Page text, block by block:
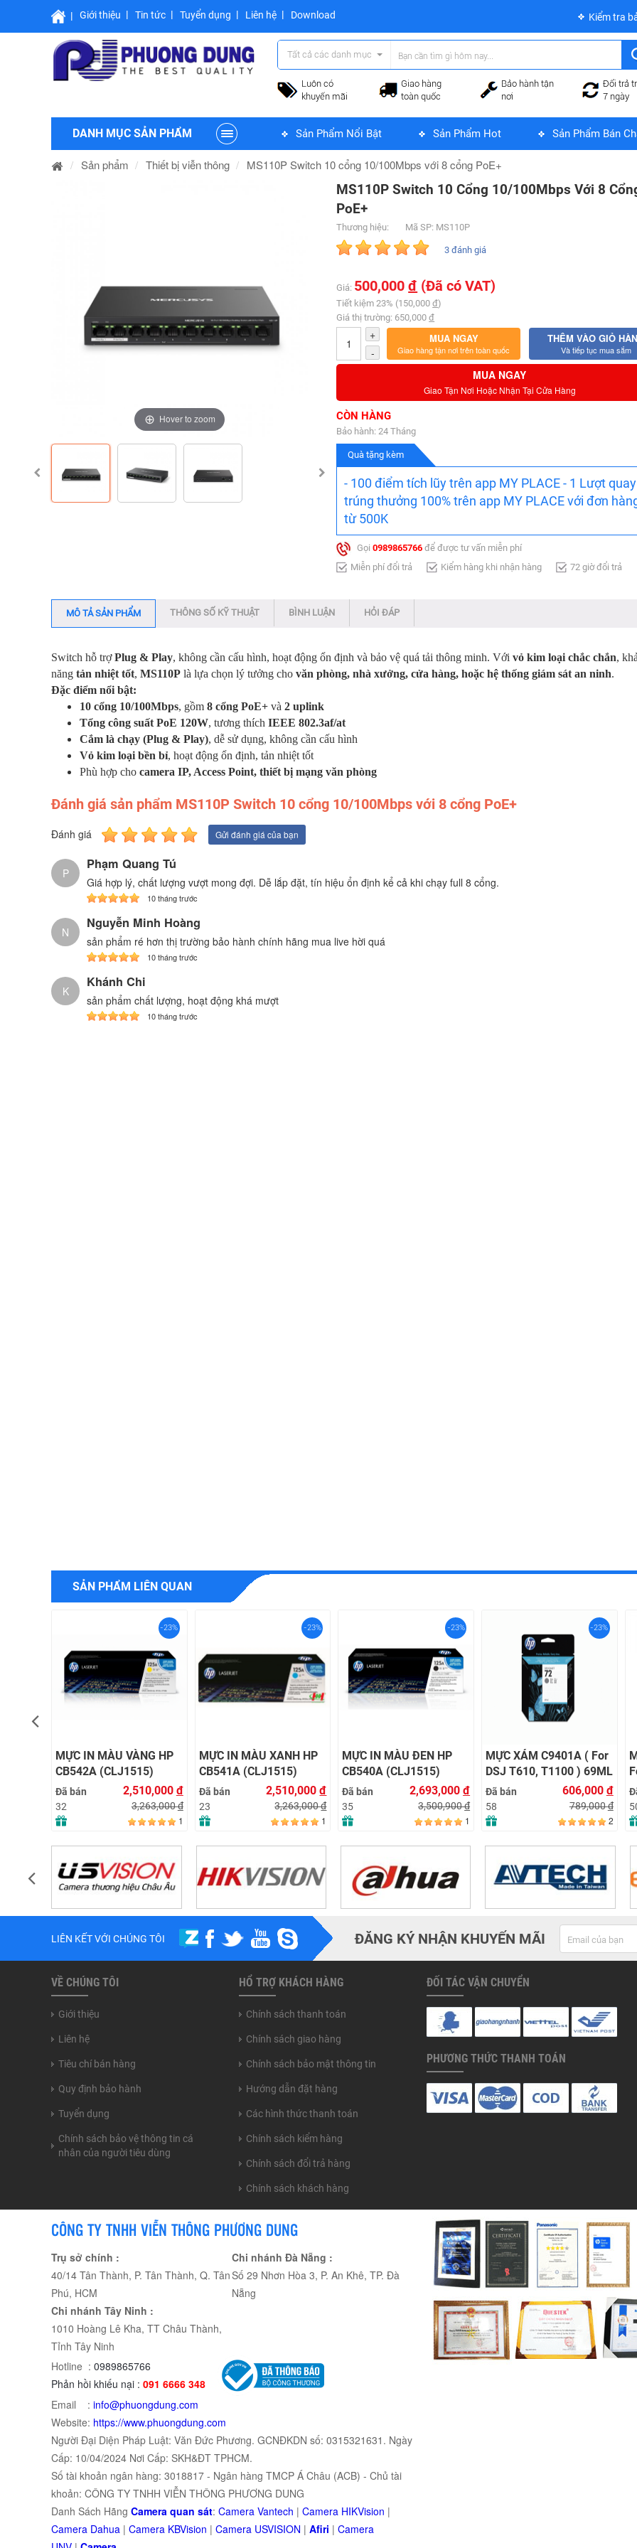
Giới thiệu Tin tức Tuyển dụng Liên hệ Download Kiểm tra
Tất cả các danh mục
Luôn có
khuyến mãi
Giao hàng
toàn quốc
Bảo hành tận
nơi
Đổi trả
7 ngày
DANH MỤC SẢN PHẨM Sản Phẩm Nổi Bật Sản Phẩm Hot Sản Phẩm Bán
Sản phẩm Thiết bị viễn thông MS110P Switch 10 cổng 10/100Mbps với 8 cổng PoE+
Hover to zoom
Hover to zoom
Hover to zoom
MS110P Switch 10 Cổng 10/100Mbps Với 8
PoE+
Thương hiệu: Mã SP: MS110P
3 đánh giá
Giá: 500,000đ (Đã có VAT)
Tiết kiệm 23% (150,000đ)
Giá thị trường: 650,000đ
+
-
MUA NGAY
Giao hàng tận nơi trên toàn quốc
THÊM VÀO GIỎ
Và tiếp tục mua sắm
MUA NGAY
Giao Tận Nơi Hoặc Nhận Tại Cửa Hàng
CÒN HÀNG
Bảo hành: 24 Tháng
Quà tặng kèm
- 100 điểm tích lũy trên app MY PLACE - 1 Lượt
trúng thưởng 100% trên app MY PLACE với đơn
từ 500K
Gọi0989865766 để được tư vấn miễn phí
Miễn phí đổi trả
Kiểm hàng khi nhận hàng 72 giờ đổi trả
MÔ TẢ SẢN PHẨM THÔNG SỐ KỸ THUẬT BÌNH LUẬN HỎI ĐÁP
Switch hỗ trợPlug & Play, không cần cấu hình, hoạt động ổn định và bảo vệ quá tải thông minh. Với vỏ kim loại chắc chắn, khả
năng tản nhiệt tốt, MS110P là lựa chọn lý tưởng cho văn phòng, nhà xưởng, cửa hàng, hoặc hệ thống giám sát an ninh.
Đặc điểm nổi bật:
10 cổng 10/100Mbps, gồm 8 cổng PoE+ và 2 uplink
Tổng công suất PoE 120W, tương thích IEEE 802.3af/at
Cắm là chạy (Plug & Play), dễ sử dụng, không cần cấu hình
Vỏ kim loại bền bỉ, hoạt động ổn định, tản nhiệt tốt
Phù hợp cho camera IP, Access Point, thiết bị mạng văn phòng
Đánh giá sản phẩm MS110P Switch 10 cổng 10/100Mbps với 8 cổng PoE+
Đánh giá Gửi đánh giá của bạn
P
Phạm Quang Tú
Giá hợp lý, chất lượng vượt mong đợi. Dễ lắp đặt, tín hiệu ổn định kể cả khi chạy full 8 cổng.
10 tháng trước
N
Nguyễn Minh Hoàng
sản phẩm ré hơn thị trường bảo hành chính hãng mua live hời quá
10 tháng trước
K
Khánh Chi
sản phẩm chất lượng, hoạt động khá mượt
10 tháng trước
SẢN PHẨM LIÊN QUAN
-23%
MỰC IN MÀU VÀNG HP
CB542A (CLJ1515)
Đã bán
32
2,510,000 đ
3,263,000đ
1
-23%
MỰC IN MÀU XANH HP
CB541A (CLJ1515)
Đã bán
23
2,510,000đ
3,263,000đ
1
-23%
MỰC IN MÀU ĐEN HP
CB540A (CLJ1515)
Đã bán
35
2,693,000đ
3,500,900đ
1
-23%
MỰC XÁM C9401A ( For
DSJ T610, T1100 ) 69ML
Đã bán
58
606,000 đ
789,000đ
2
LIÊN KẾT VỚI CHÚNG TÔI ĐĂNG KÝ NHẬN KHUYẾN MÃI
VỀ CHÚNG TÔI
Giới thiệu
Liên hệ
Tiêu chí bán hàng
Quy định bảo hành
Tuyển dụng
Chính sách bảo vệ thông tin cá
nhân của người tiêu dùng
HỔ TRỢ KHÁCH HÀNG
Chính sách thanh toán
Chính sách giao hàng
Chính sách bảo mật thông tin
Hướng dẫn đặt hàng
Các hình thức thanh toán
Chính sách kiểm hàng
Chính sách đổi trả hàng
Chính sách khách hàng
ĐỐI TÁC VẬN CHUYỂN
PHƯƠNG THỨC THANH TOÁN
CÔNG TY TNHH VIỄN THÔNG PHƯƠNG DUNG
Trụ sở chính :
40/14 Tân Thành, P. Tân Thành, Q. Tân
Phú, HCM
Chi nhánh Đà Nẵng :
Số 29 Nhơn Hòa 3, P. An Khê, TP. Đà
Nẵng
Chi nhánh Tây Ninh :
1010 Hoàng Lê Kha, TT Châu Thành,
Tỉnh Tây Ninh
Hotline : 0989865766
Phản hồi khiếu nại : 091 6666 348
Email : info@phuongdung.com
Website: https://www.phuongdung.com
Người Đại Diện Pháp Luật: Văn Đức Phương. GCNĐKDN số: 0315321631. Ngày
Cấp: 10/04/2024 Nơi Cấp: SKH&ĐT TPHCM.
Số tài khoản ngân hàng: 3018817 - Ngân hàng TMCP Á Châu (ACB) - Chủ tài
khoản: CÔNG TY TNHH VIỄN THÔNG PHƯƠNG DUNG
Danh Sách Hãng Camera quan sát: Camera Vantech | Camera HIKVision |
Camera Dahua | Camera KBVision | Camera USVISION | Afiri | Camera